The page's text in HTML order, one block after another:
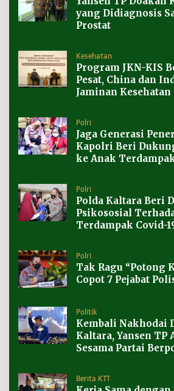
yang Didiagnosis
Prostat
Kesehatan
Program JKN-KIS
Pesat, China dan
Jaminan
Polri
Jaga Generasi
Kapolri Beri
ke Anak
Polri
Polda Kaltara Beri
Psikososial
Terdampak Covid-
Polri
Tak Ragu “Potong
Copot 7 Pejabat
Politik
Kembali Nakhodai
Kaltara, Yansen TP
Sesama Partai
Berita KTT